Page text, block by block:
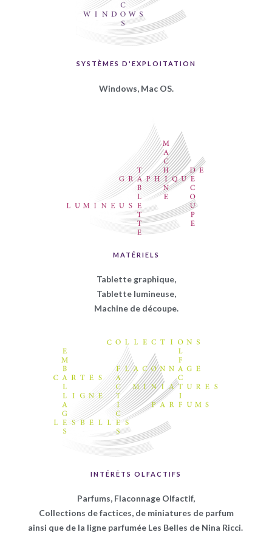
SYSTÈMES D'EXPLOITATION
Windows, Mac OS.
MATÉRIELS
Tablette graphique,
Tablette lumineuse,
Machine de découpe.
INTÉRÊTS OLFACTIFS
Parfums, Flaconnage Olfactif,
Collections de factices, de miniatures de parfum
ainsi que de la ligne parfumée Les Belles de Nina Ricci.